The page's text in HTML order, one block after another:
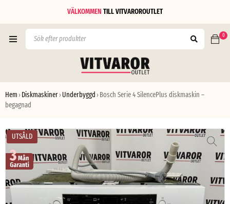
VÄLKOMMEN TILLVITVAROROUTLET
0
Hem › Diskmaskiner › Underbyggd › Bosch Serie 4 SilencePlus diskmaskin –
begagnad
UTSÅLD